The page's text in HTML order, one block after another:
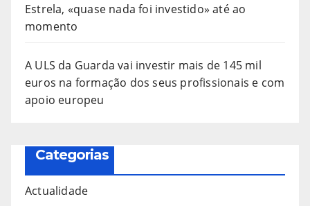
Estrela, «quase nada foi investido» até ao
momento
A ULS da Guarda vai investir mais de 145 mil
euros na formação dos seus profissionais e com
apoio europeu
Categorias
Actualidade